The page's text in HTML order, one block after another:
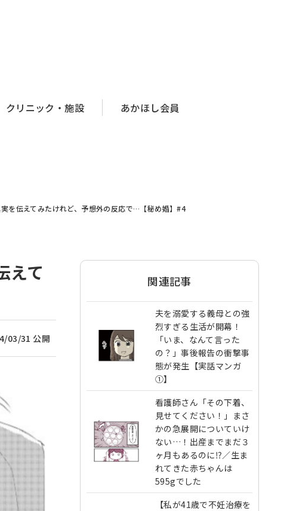
クリニック・施設 あかほし会員
を伝えてみたけれど、予想外の反応で…【秘め婚】#4
えて
03/31 公開
関連記事
夫を溺愛する義母との強
烈すぎる生活が開幕！
「いま、なんて言った
の？」事後報告の衝撃事
態が発生【実話マンガ
①】
看護師さん「その下着、
見せてください！」まさ
かの急展開についていけ
ない…！出産までまだ３
ヶ月もあるのに⁉︎／生ま
れてきた赤ちゃんは
595gでした
【私が41歳で不妊治療を